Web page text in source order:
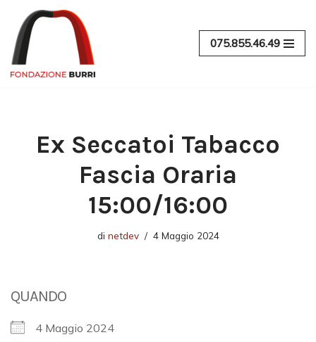
Vai
al
contenuto
075.855.46.49
Ex Seccatoi Tabacco
Fascia Oraria
15:00/16:00
di netdev 4 Maggio 2024
QUANDO
4 Maggio 2024